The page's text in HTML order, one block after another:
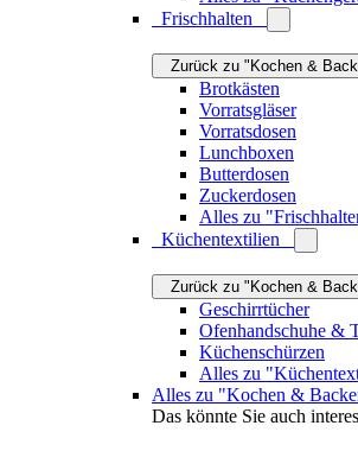
Kleine Küche einrichten
Zurück zu "Produkte"
Ordnung
Zurück zu "Haushalt"
Aufbewahrungskörbe
Aufbewahrungsboxen
Vorratsgläser
Vorratsdosen
Papierkörbe
Regale
Utensilienhalter
Besteckkästen
Küchenrollenhalter
Kleiderleitern
Kleiderbügel